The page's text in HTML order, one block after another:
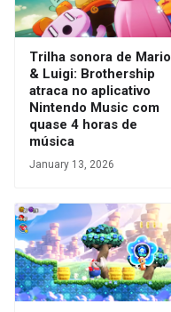
Trilha sonora de Mario
& Luigi: Brothership
atraca no aplicativo
Nintendo Music com
quase 4 horas de
música
January 13, 2026